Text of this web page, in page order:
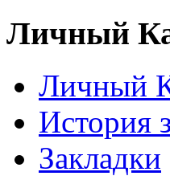
Личный
Личный
История
Закладки